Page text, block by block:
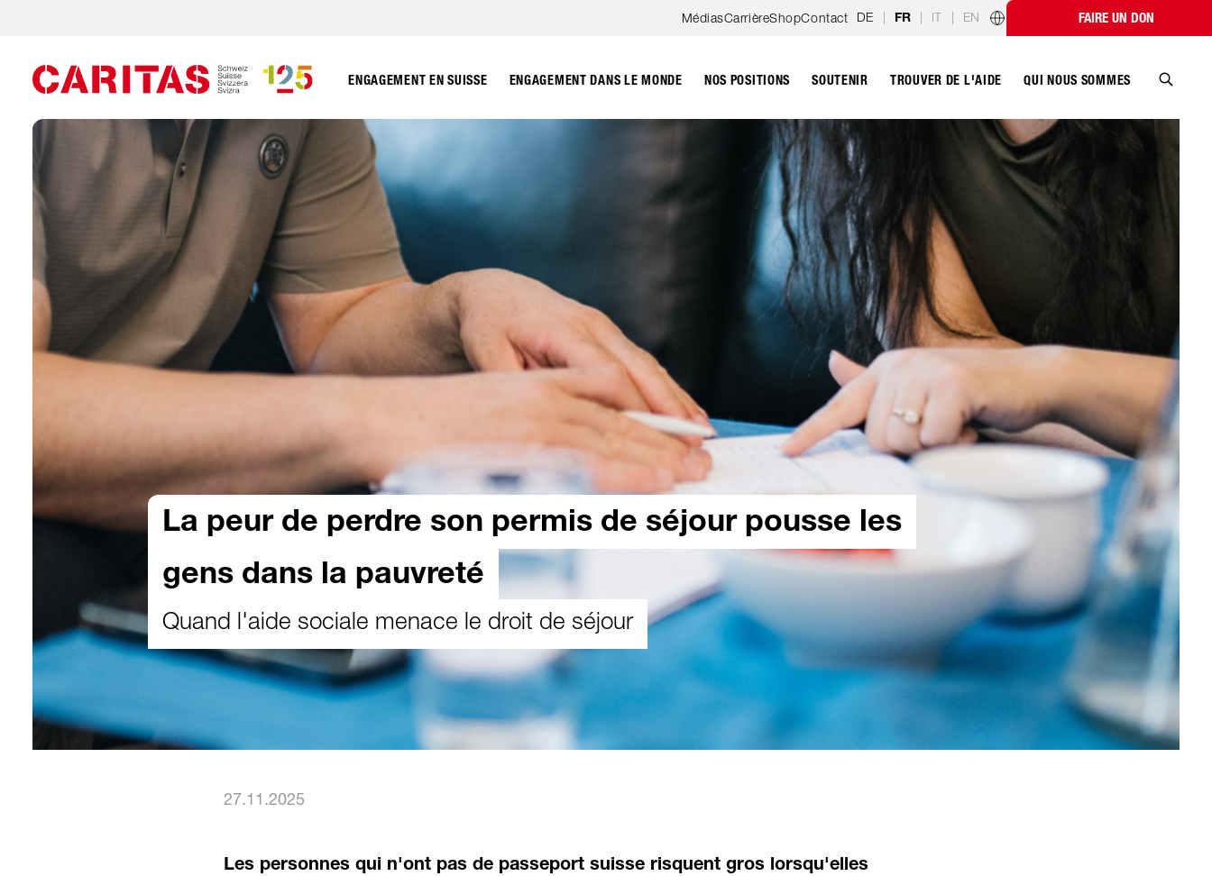
Aller au contenu
MédiasCarrièreShopContact DE | FR | IT | EN
Programmes par paysFAIRE UN DON
ENGAGEMENT EN SUISSE ENGAGEMENT DANS LE MONDE NOS POSITIONS SOUTENIR TROUVER DE L'AIDE QUI NOUS SOMMES
La peur de perdre son permis de séjour pousse les
gens dans la pauvreté
Quand l'aide sociale menace le droit de séjour
27.11.2025
Les personnes qui n'ont pas de passeport suisse risquent gros lorsqu'elles